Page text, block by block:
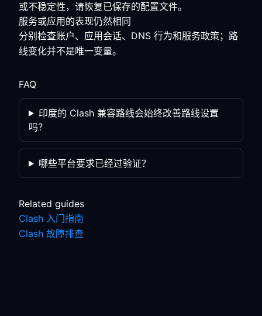
或不稳定性，请恢复已保存的配置文件。
服务或应用的表现仍然相同
分别检查账户、应用会话、DNS 行为和服务政策；路
线变化并不是唯一变量。
FAQ
印度的 Clash 兼容路线会始终改善路线设置
吗？
哪些平台要求已经过验证？
Related guides
Clash 入门指南
Clash 故障排查